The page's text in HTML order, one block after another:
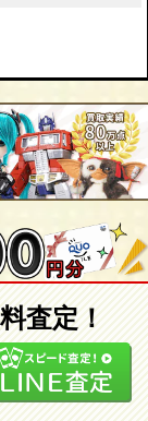
査定！